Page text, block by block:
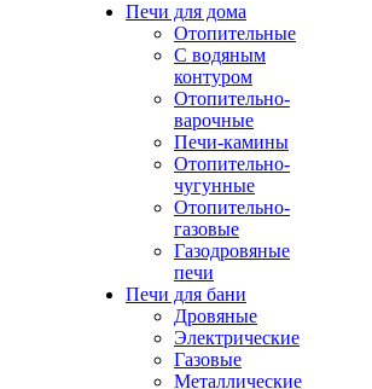
Печи для дома
Отопительные
C водяным
контуром
Отопительно-
варочные
Печи-камины
Отопительно-
чугунные
Отопительно-
газовые
Газодровяные
печи
Печи для бани
Дровяные
Электрические
Газовые
Металлические